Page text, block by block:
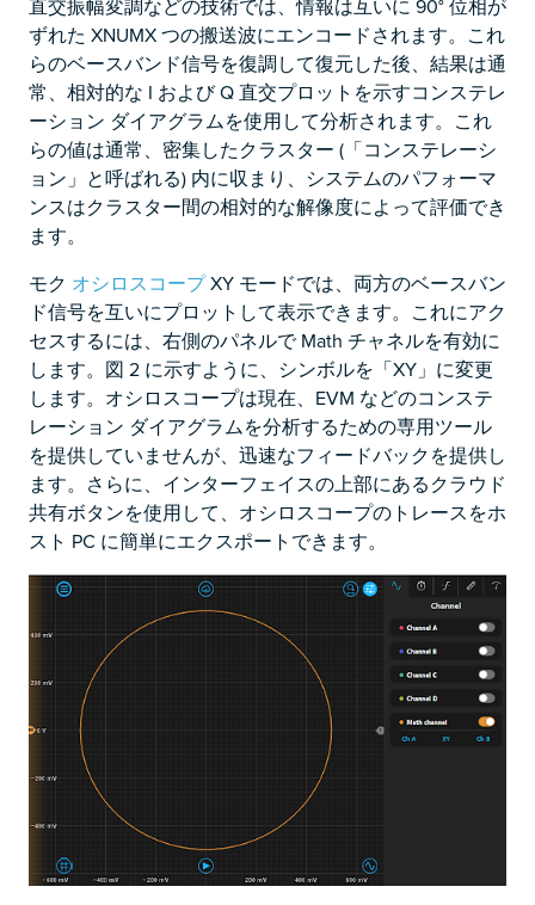
直交振幅変調などの技術では、情報は互いに 90° 位相が
ずれた XNUMX つの搬送波にエンコードされます。これ
らのベースバンド信号を復調して復元した後、結果は通
常、相対的な I および Q 直交プロットを示すコンステレ
ーション ダイアグラムを使用して分析されます。これ
らの値は通常、密集したクラスター (「コンステレーシ
ョン」と呼ばれる) 内に収まり、システムのパフォーマ
ンスはクラスター間の相対的な解像度によって評価でき
ます。
モク オシロスコープXY モードでは、両方のベースバン
ド信号を互いにプロットして表示できます。これにアク
セスするには、右側のパネルで Math チャネルを有効に
します。図 2 に示すように、シンボルを「XY」に変更
します。オシロスコープは現在、EVM などのコンステ
レーション ダイアグラムを分析するための専用ツール
を提供していませんが、迅速なフィードバックを提供し
ます。さらに、インターフェイスの上部にあるクラウド
共有ボタンを使用して、オシロスコープのトレースをホ
スト PC に簡単にエクスポートできます。